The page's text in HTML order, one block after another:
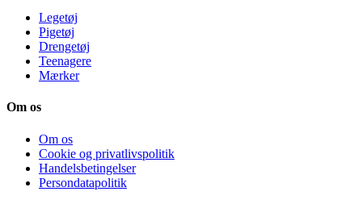
Legetøj
Pigetøj
Drengetøj
Teenagere
Mærker
Om os
Om os
Cookie og privatlivspolitik
Handelsbetingelser
Persondatapolitik